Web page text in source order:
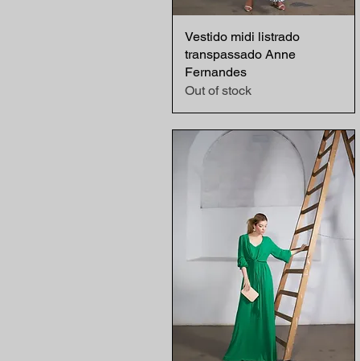
Quick View
Vestido midi listrado
transpassado Anne
Fernandes
Out of stock